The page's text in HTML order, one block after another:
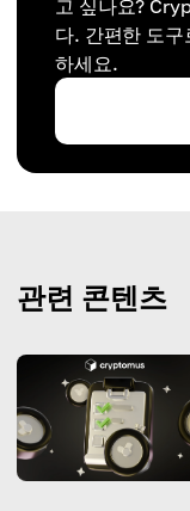
고 싶나요?
다. 간편한 도
하세요.
관련 콘텐츠